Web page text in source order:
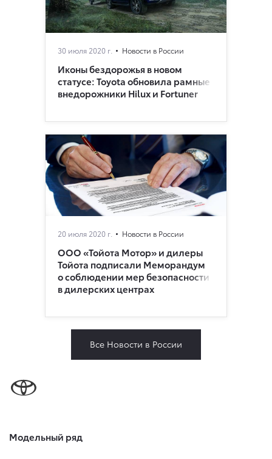
30 июля 2020 г. Новости в России
Иконы бездорожья в новом
статусе: Toyota обновила рамные
внедорoжники Hilux и Fortuner
20 июля 2020 г. Новости в России
ООО «Тойота Мотор» и дилеры
Тойота подписали Меморандум
о соблюдении мер безопасности
в дилерских центрах
Все Новости в России
Модельный ряд